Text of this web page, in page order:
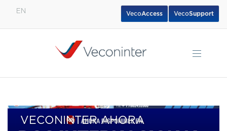
EN VecoSupport
VecoAccess
VECONINTER AHORA